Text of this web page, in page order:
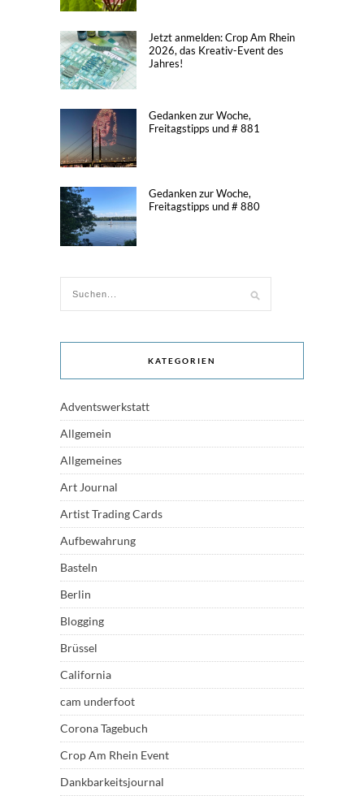
Jetzt anmelden: Crop Am Rhein
2026, das Kreativ-Event des
Jahres!
Gedanken zur Woche,
Freitagstipps und # 881
Gedanken zur Woche,
Freitagstipps und # 880
KATEGORIEN
Adventswerkstatt
Allgemein
Allgemeines
Art Journal
Artist Trading Cards
Aufbewahrung
Basteln
Berlin
Blogging
Brüssel
California
cam underfoot
Corona Tagebuch
Crop Am Rhein Event
Dankbarkeitsjournal